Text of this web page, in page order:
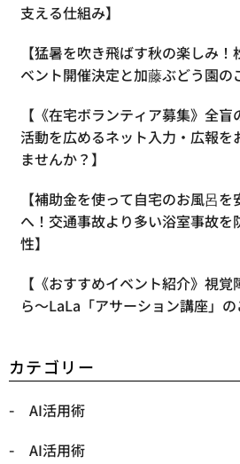
支える仕組み】
【​猛暑を吹き飛ばす秋の楽しみ
ベント開催決定と加藤ぶどう園の
【《在宅ボランティア募集》全
活動を広めるネット入力・広報を
ませんか？】
【補助金を使って自宅のお風呂
へ！交通事故より多い浴室事故を
性】
【《おすすめイベント紹介》視
ら〜LaLa「アサーション講座」の
カテゴリー
AI活用術
AI活用術